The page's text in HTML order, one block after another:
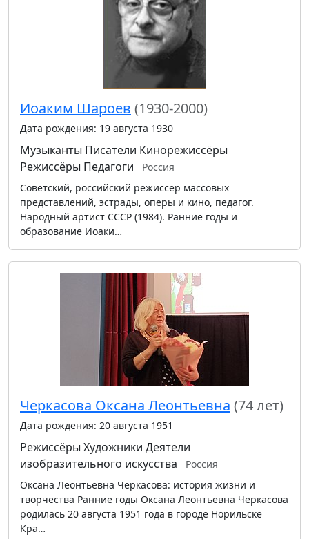
Иоаким Шароев (1930-2000)
Дата рождения: 19 августа 1930
Музыканты Писатели Кинорежиссёры
Режиссёры Педагоги
Россия
Советский, российский режиссер массовых
представлений, эстрады, оперы и кино, педагог.
Народный артист СССР (1984). Ранние годы и
образование Иоаки…
Черкасова Оксана Леонтьевна (74 лет)
Дата рождения: 20 августа 1951
Режиссёры Художники Деятели
изобразительного искусства
Россия
Оксана Леонтьевна Черкасова: история жизни и
творчества Ранние годы Оксана Леонтьевна Черкасова
родилась 20 августа 1951 года в городе Норильске
Кра…